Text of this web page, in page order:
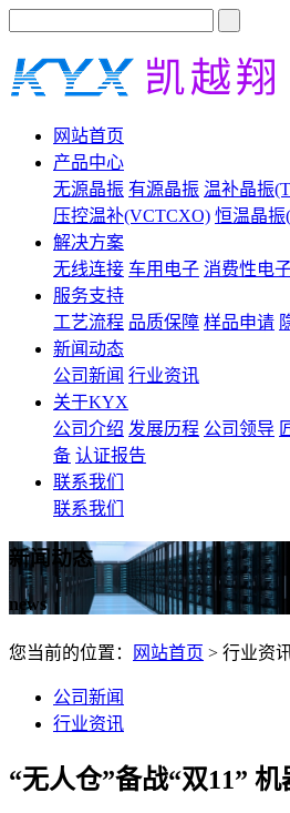
网站首页
产品中心
无源晶振 有源晶振 温补晶振
压控温补(VCTCXO) 恒温晶振
解决方案
无线连接 车用电子 消费性电
服务支持
工艺流程 品质保障 样品申请
新闻动态
公司新闻 行业资讯
关于KYX
公司介绍 发展历程 公司领导
备 认证报告
联系我们
联系我们
新闻动态
news
您当前的位置： 网站首页 > 行业资
公司新闻
行业资讯
“无人仓”备战“双11”